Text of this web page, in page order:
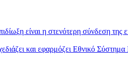
είναι η στενότερη σύνδεση της
και εφαρμόζει Eθνικό Σύστημα